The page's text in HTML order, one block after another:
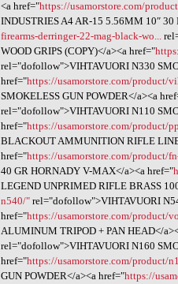
<a href="https://usamorstore.com/
INDUSTRIES A4 AR-15 5.56MM 10″ 30
firearms-derringer-22-mag-black-wo...
WOOD GRIPS (COPY)</a><a href="
rel="dofollow">VIHTAVUORI N330
href="https://usamorstore.com/product/
SMOKELESS GUN POWDER</a><a
rel="dofollow">VIHTAVUORI N110
href="https://usamorstore.com/product/
BLACKOUT AMMUNITION RIFLE
href="https://usamorstore.com/product/
40 GR HORNADY V-MAX</a><a href="
LEGEND UNPRIMED RIFLE BRASS
n540/" rel="dofollow">VIHTAVUORI
href="https://usamorstore.com/product/
ALUMINUM TRIPOD + PAN HEAD</
rel="dofollow">VIHTAVUORI N160
href="https://usamorstore.com/product/
GUN POWDER</a><a href="https://